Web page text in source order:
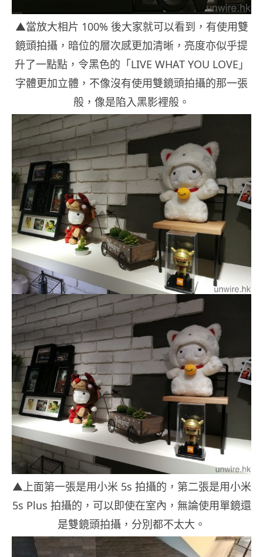
▲當放大相片 100% 後大家就可以看到，有使用雙
鏡頭拍攝，暗位的層次感更加清晰，亮度亦似乎提
升了一點點，令黑色的「LIVE WHAT YOU LOVE」
字體更加立體，不像沒有使用雙鏡頭拍攝的那一張
般，像是陷入黑影裡般。
▲上面第一張是用小米 5s 拍攝的，第二張是用小米
5s Plus 拍攝的，可以即使在室內，無論使用單鏡還
是雙鏡頭拍攝，分別都不太大。